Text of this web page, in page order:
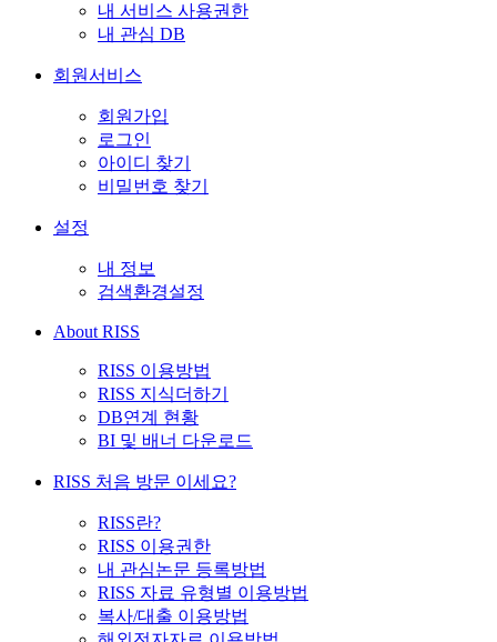
내 서비스 사용권한
내 관심 DB
회원서비스
회원가입
로그인
아이디 찾기
비밀번호 찾기
설정
내 정보
검색환경설정
About RISS
RISS 이용방법
RISS 지식더하기
DB연계 현황
BI 및 배너 다운로드
RISS 처음 방문 이세요?
RISS란?
RISS 이용권한
내 관심논문 등록방법
RISS 자료 유형별 이용방법
복사/대출 이용방법